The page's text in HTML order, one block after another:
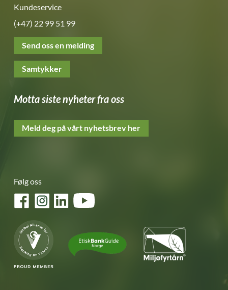
Kundeservice
(+47) 22 99 51 99
Send oss en melding
Samtykker
Motta siste nyheter fra oss
Meld deg på vårt nyhetsbrev her
Følg oss
FacebookInstagramLinkedInYouTube